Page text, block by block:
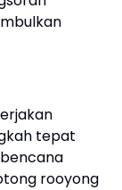
tepat
rooyong